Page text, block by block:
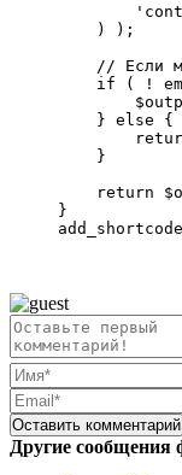
    ) );
// Если
if ( !
    } else {
    }
return
}
Другие сообщения